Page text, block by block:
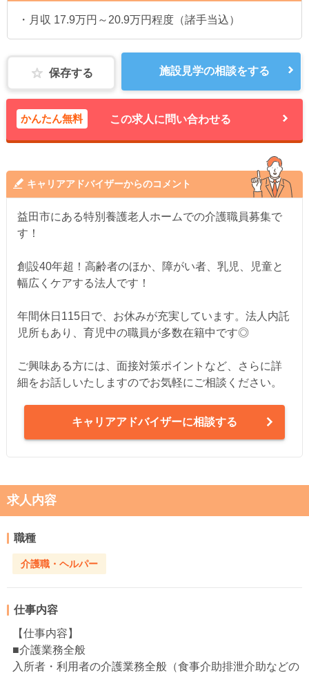
・月収 17.9万円～20.9万円程度（諸手当込）
保存する 施設見学の相談をする
かんたん無料 この求人に問い合わせる
キャリアアドバイザーからのコメント
益田市にある特別養護老人ホームでの介護職員募集で
す！
創設40年超！高齢者のほか、障がい者、乳児、児童と
幅広くケアする法人です！
年間休日115日で、お休みが充実しています。法人内託
児所もあり、育児中の職員が多数在籍中です◎
ご興味ある方には、面接対策ポイントなど、さらに詳
細をお話しいたしますのでお気軽にご相談ください。
キャリアアドバイザーに相談する
求人内容
職種
介護職・ヘルパー
仕事内容
【仕事内容】
■介護業務全般
入所者・利用者の介護業務全般（食事介助排泄介助などの